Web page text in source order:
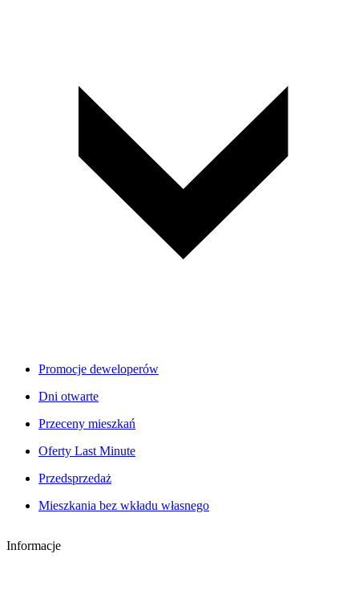
Promocje deweloperów
Dni otwarte
Przeceny mieszkań
Oferty Last Minute
Przedsprzedaż
Mieszkania bez wkładu własnego
Informacje